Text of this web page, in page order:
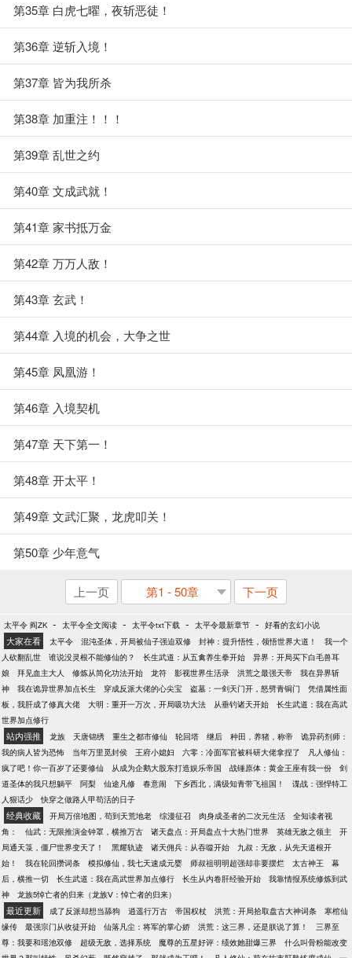
第35章 白虎七曜，夜斩恶徒！
第36章 逆斩入境！
第37章 皆为我所杀
第38章 加重注！！！
第39章 乱世之约
第40章 文成武就！
第41章 家书抵万金
第42章 万万人敌！
第43章 玄武！
第44章 入境的机会，大争之世
第45章 凤凰游！
第46章 入境契机
第47章 天下第一！
第48章 开太平！
第49章 文武汇聚，龙虎叩关！
第50章 少年意气
上一页 第1 - 50章 下一页
太平令 阎ZK - 太平令全文阅读 - 太平令txt下载 - 太平令最新章节 - 好看的玄幻小说
大家在看 太平令 混沌圣体，开局被仙子强迫双修 封神：提升悟性，领悟世界大道！
我一个
人砍翻乱世
谁说没灵根不能修仙的？ 长生武道：从五禽养生拳开始
异界：开局买下白毛兽耳
娘
拜见血主大人 修炼从简化功法开始 龙符 影视世界生活录 洪荒之最强天帝
我在异界斩
神
我在诡异世界加点长生 穿成反派大佬的心尖宝 盗墓：一剑天门开，怒劈青铜门
凭借属性面
板，我肝成了修真大佬
大明：重开一万次，开局吸功大法 从垂钓诸天开始
长生武道：我在高武
世界加点修行
站内强推 龙族 天唐锦绣 重生之都市修仙 轮回塔 继后 种田，养猪，称帝
诡异药剂师：
我的病人皆为恐怖
当年万里觅封侯 王府小媳妇 六零：冷面军官被科研大佬拿捏了
凡人修仙：
疯了吧！你一百岁了还要修仙
从成为企鹅大股东打造娱乐帝国 战锤原体：黄金王座有我一份
剑
道圣体的我只想躺平
阿梨 仙途凡修 春意闹 下乡西北，满级知青带飞祖国！
谍战：强悍特工
人狠话少
快穿之做路人甲苟活的日子
经典收藏 开局万倍地图，苟到天荒地老 综漫征召 肉身成圣者的二次元生活
全知读者视
角：
仙武：无限推演金钟罩，横推万古 诸天盘点：开局盘点十大热门世界 英雄无敌之领主
开
局通天箓，僵尸世界变天了！
黑耀轨迹 诸天佣兵：从吞噬开始
九叔：无敌，从先天道根开
始！
我在轮回攒词条 模拟修仙，我七天速成元婴 师叔祖明明超强却非要摆烂 太古神王
幕
后，横推一切
长生武道：我在高武世界加点修行 长生从内卷肝经验开始
我靠情报系统修炼到武
神
龙族5悼亡者的归来（龙族Ⅴ：悼亡者的归来）
最近更新 成了反派却想当舔狗 逍遥行万古 帝国权杖 洪荒：开局拾取盘古大神词条
寒棺仙
缘传
最强宗门从收徒开始 仙落凡尘：将军的掌心娇 洪荒：这三界，还是朕说了算！
三界至
尊：我要和瑶池双修
超级无敌，选择系统 魔尊的五星好评：绩效她甜爆三界
什么叫骨粉能改变